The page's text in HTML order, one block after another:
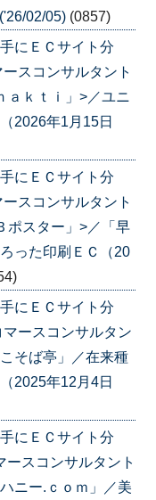
02/05) (0857)
にＥＣサイト分
スコンサルタント
ｋｔｉ」>／ユニ
2026年1月15日
にＥＣサイト分
スコンサルタント
スター」>／「早
った印刷ＥＣ（20
にＥＣサイト分
ースコンサルタン
そば亭」／在来種
2025年12月4日
にＥＣサイト分
スコンサルタント
ニー.ｃｏｍ」／美